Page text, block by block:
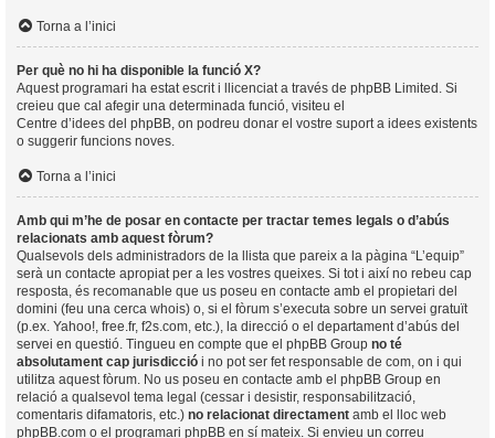
Torna a l’inici
Per què no hi ha disponible la funció X?
Aquest programari ha estat escrit i llicenciat a través de phpBB Limited. Si
creieu que cal afegir una determinada funció, visiteu el
Centre d’idees del phpBB , on podreu donar el vostre suport a idees existents
o suggerir funcions noves.
Torna a l’inici
Amb qui m’he de posar en contacte per tractar temes legals o d’abús
relacionats amb aquest fòrum?
Qualsevols dels administradors de la llista que pareix a la pàgina “L’equip”
serà un contacte apropiat per a les vostres queixes. Si tot i així no rebeu cap
resposta, és recomanable que us poseu en contacte amb el propietari del
domini (feu una cerca whois) o, si el fòrum s’executa sobre un servei gratuït
(p.ex. Yahoo!, free.fr, f2s.com, etc.), la direcció o el departament d’abús del
servei en questió. Tingueu en compte que el phpBB Group no té
absolutament cap jurisdicció i no pot ser fet responsable de com, on i qui
utilitza aquest fòrum. No us poseu en contacte amb el phpBB Group en
relació a qualsevol tema legal (cessar i desistir, responsabilització,
comentaris difamatoris, etc.) no relacionat directament amb el lloc web
phpBB.com o el programari phpBB en sí mateix. Si envieu un correu